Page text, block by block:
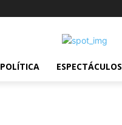
POLÍTICA ESPECTÁCULOS